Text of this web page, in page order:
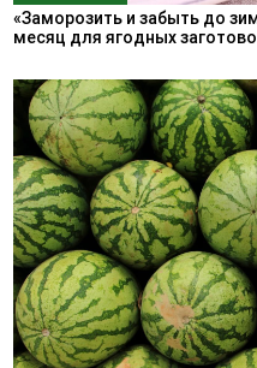
«Заморозить и забыть до
месяц для ягодных